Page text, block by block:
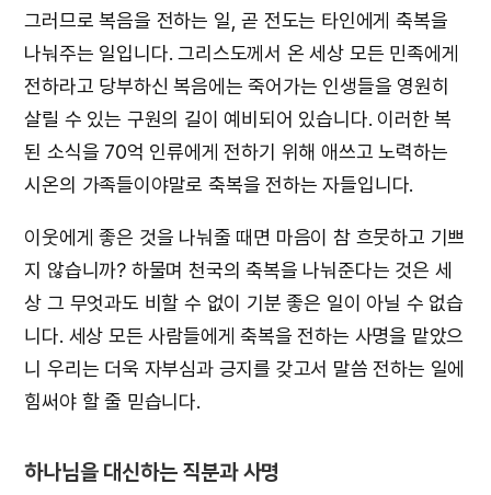
그러므로 복음을 전하는 일, 곧 전도는 타인에게 축복을
나눠주는 일입니다. 그리스도께서 온 세상 모든 민족에게
전하라고 당부하신 복음에는 죽어가는 인생들을 영원히
살릴 수 있는 구원의 길이 예비되어 있습니다. 이러한 복
된 소식을 70억 인류에게 전하기 위해 애쓰고 노력하는
시온의 가족들이야말로 축복을 전하는 자들입니다.
이웃에게 좋은 것을 나눠줄 때면 마음이 참 흐뭇하고 기쁘
지 않습니까? 하물며 천국의 축복을 나눠준다는 것은 세
상 그 무엇과도 비할 수 없이 기분 좋은 일이 아닐 수 없습
니다. 세상 모든 사람들에게 축복을 전하는 사명을 맡았으
니 우리는 더욱 자부심과 긍지를 갖고서 말씀 전하는 일에
힘써야 할 줄 믿습니다.
하나님을 대신하는 직분과 사명